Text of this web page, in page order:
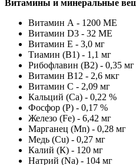
Витамины и минеральные
Витамин A - 1200 МЕ
Витамин D3 - 32 ME
Витамин E - 3,0 мг
Тиамин (B1) - 1,1 мг
Рибофлавин (В2) - 0,35 мг
Витамин B12 - 2,6 мкг
Витамин С - 2,09 мг
Кальций (Ca) - 0,22 %
Фосфор (P) - 0,17 %
Железо (Fe) - 6,42 мг
Марганец (Mn) - 0,28 мг
Медь (Cu) - 0,27 мг
Калий (К) - 120 мг
Натрий (Na) - 104 мг